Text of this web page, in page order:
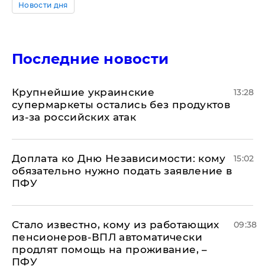
Новости дня
Последние новости
Крупнейшие украинские
супермаркеты остались без продуктов
из-за российских атак
13:28
Доплата ко Дню Независимости: кому
обязательно нужно подать заявление в
ПФУ
15:02
Стало известно, кому из работающих
пенсионеров-ВПЛ автоматически
продлят помощь на проживание, –
ПФУ
09:38